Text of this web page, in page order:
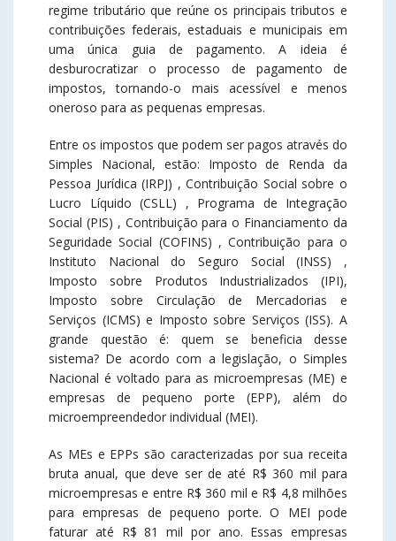
regime tributário que reúne os principais tributos e
contribuições federais, estaduais e municipais em
uma única guia de pagamento. A ideia é
desburocratizar o processo de pagamento de
impostos, tornando-o mais acessível e menos
oneroso para as pequenas empresas.
Entre os impostos que podem ser pagos através do
Simples Nacional, estão: Imposto de Renda da
Pessoa Jurídica (IRPJ) , Contribuição Social sobre o
Lucro Líquido (CSLL) , Programa de Integração
Social (PIS) , Contribuição para o Financiamento da
Seguridade Social (COFINS) , Contribuição para o
Instituto Nacional do Seguro Social (INSS) ,
Imposto sobre Produtos Industrializados (IPI),
Imposto sobre Circulação de Mercadorias e
Serviços (ICMS) e Imposto sobre Serviços (ISS). A
grande questão é: quem se beneficia desse
sistema? De acordo com a legislação, o Simples
Nacional é voltado para as microempresas (ME) e
empresas de pequeno porte (EPP), além do
microempreendedor individual (MEI).
As MEs e EPPs são caracterizadas por sua receita
bruta anual, que deve ser de até R$ 360 mil para
microempresas e entre R$ 360 mil e R$ 4,8 milhões
para empresas de pequeno porte. O MEI pode
faturar até R$ 81 mil por ano. Essas empresas